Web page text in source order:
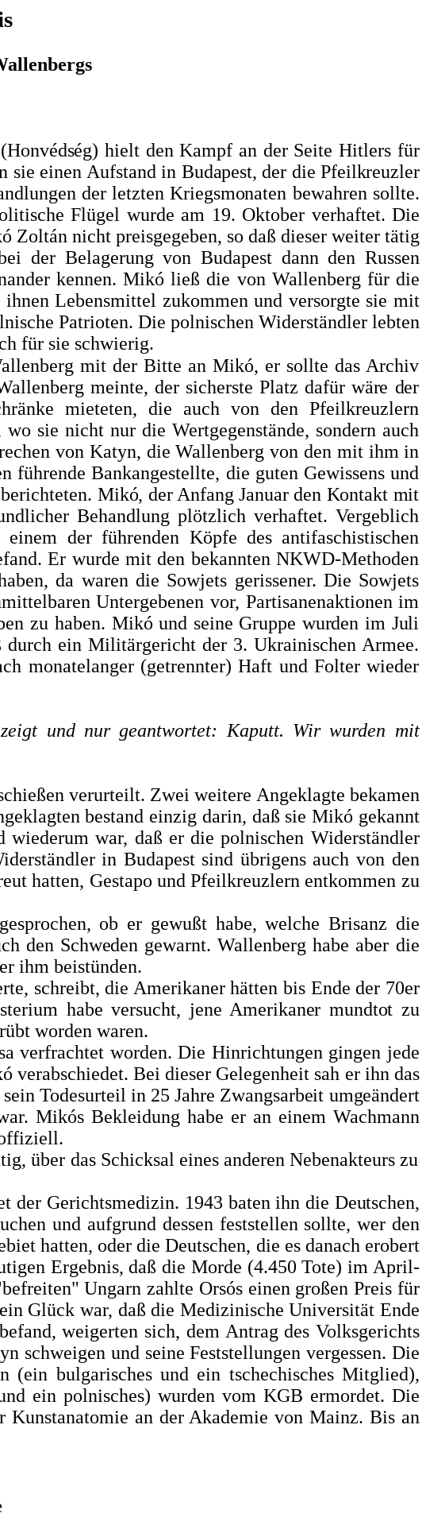
hielt den Kampf an der Sei­te Hitlers für
sie einen Aufstand in Budapest, der die Pfeilkreuzler
der letzten Kriegsmona­ten bewahren sollte.
Flügel wurde am 19. Oktober verhaftet. Die
nicht preisgegeben, so daß dieser weiter tätig
der Belagerung von Budapest dann den Russen
kennen. Mikó ließ die von Wallen­berg für die
Lebensmittel zu­kommen und versorgte sie mit
Patrioten. Die polnischen Widerständler lebten
für sie schwierig.
mit der Bitte an Mikó, er sollte das Archiv
meinte,der sicherste Platz dafür wäre der
mie­teten, die auch von den Pfeilkreuzlern
sie nicht nur die Wertgegenstände, sondern auch
von Katyn, die Wallenberg von den mit ihm in
führende Bankangestellte, die guten Gewissens und
Mikó, der Anfang Januar den Kontakt mit
Behandlung plötzlich verhaftet. Vergeblich
der führenden Köpfe des antifaschistischen
Er wurde mit den bekannten NKWD-Methoden
da waren die Sowjets gerissener. Die So­wjets
Untergebenen vor, Partisanenaktionen im
zu haben. Mikó und seine Gruppe wurden im Juli
durch ein Militärgericht der 3. Ukrainischen Armee.
monatelanger (getrennter) Haft und Folter wieder
und nur geantwortet: Kaputt. Wir wurden mit
verurteilt. Zwei weitere An­geklagte bekamen
be­stand einzig darin, daß sie Mikó gekannt
wiederum war, daß er die polnischen Widerständler
in Budapest sind übrigens auch von den
hatten, Gestapo und Pfeilkreuzlern entkommen zu
ob er gewußt habe, welche Bri­sanz die
den Schweden gewarnt. Wal­lenberg habe aber die
ihm beistün­den.
schreibt, die Amerikaner hätten bis Ende der 70er
habe versucht, jene Amerikaner mundtot zu
wor­den waren.
verfrachtet worden. Die Hinrich­tungen gingen jede
Bei dieser Gelegenheit sah er ihn das
sein Todesurteil in 25 Jahre Zwangsarbeit umgeändert
Mikós Bekleidung habe er an einem Wach­mann
über das Schicksal eines anderen Nebenakteurs zu
der Gerichtsmedizin. 1943 batenihn die Deutschen,
und aufgrund dessen feststellen sollte, wer den
hatten, oder die Deutschen, die es danach erobert
Ergebnis, daß die Morde (4.450 Tote) im April-
Ungarn zahlte Orsós ei­nen großen Preis für
Glück war, daß die Medizinische Universität Ende
weigerten sich, dem Antrag des Volksgerichts
schweigen und seine Feststellungen ver­gessen. Die
(ein bulgarisches und ein tschechisches Mitglied),
ein polnisches) wurden vom KGB ermor­det. Die
Kunstanatomie an der Aka­demie von Mainz. Bis an